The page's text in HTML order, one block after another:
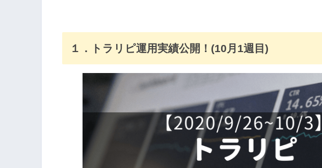
１．トラリピ運用実績公開！(10月1週目)